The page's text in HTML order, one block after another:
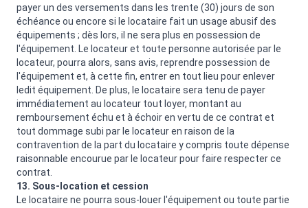
payer un des versements dans les trente (30) jours de son
échéance ou encore si le locataire fait un usage abusif des
équipements ; dès lors, il ne sera plus en possession de
l'équipement. Le locateur et toute personne autorisée par le
locateur, pourra alors, sans avis, reprendre possession de
l'équipement et, à cette fin, entrer en tout lieu pour enlever
ledit équipement. De plus, le locataire sera tenu de payer
immédiatement au locateur tout loyer, montant au
remboursement échu et à échoir en vertu de ce contrat et
tout dommage subi par le locateur en raison de la
contravention de la part du locataire y compris toute dépense
raisonnable encourue par le locateur pour faire respecter ce
contrat.
13. Sous-location et cession
Le locataire ne pourra sous-louer l'équipement ou toute partie